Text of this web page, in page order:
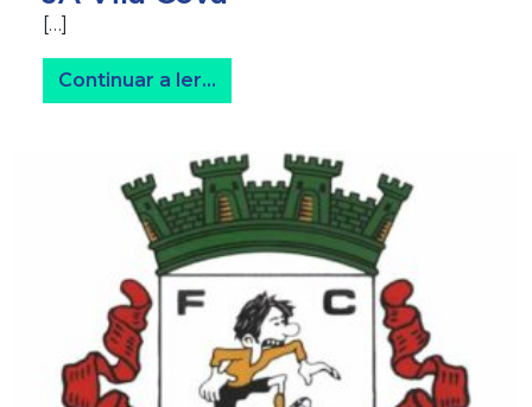
[…]
Continuar a ler…